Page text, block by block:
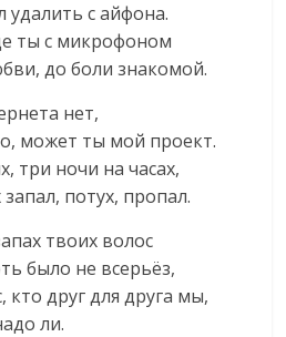
с айфона.
ты с микрофоном
до боли знакомой.
нет,
может ты мой проект.
три ночи на часах,
потух, пропал.
твоих волос
было не всерьёз,
друг для друга мы,
ли.